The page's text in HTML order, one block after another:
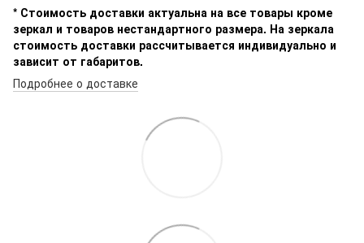
* Стоимость доставки актуальна на все товары кроме
зеркал и товаров нестандартного размера. На зеркала
стоимость доставки рассчитывается индивидуально и
зависит от габаритов.
Подробнее о доставке